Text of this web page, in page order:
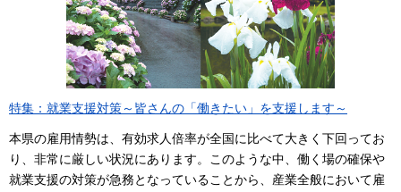
特集：就業支援対策～皆さんの「働きたい」を支援します～
本県の雇用情勢は、有効求人倍率が全国に比べて大きく下回ってお
り、非常に厳しい状況にあります。このような中、働く場の確保や
就業支援の対策が急務となっていることから、産業全般において雇